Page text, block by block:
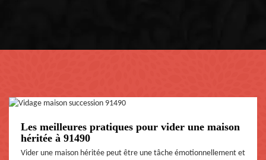
Les meilleures pratiques pour vider une maison
héritée à 91490
Vider une maison héritée peut être une tâche émotionnellement et